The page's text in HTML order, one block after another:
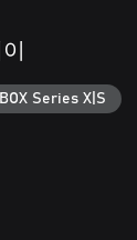
Series X|S